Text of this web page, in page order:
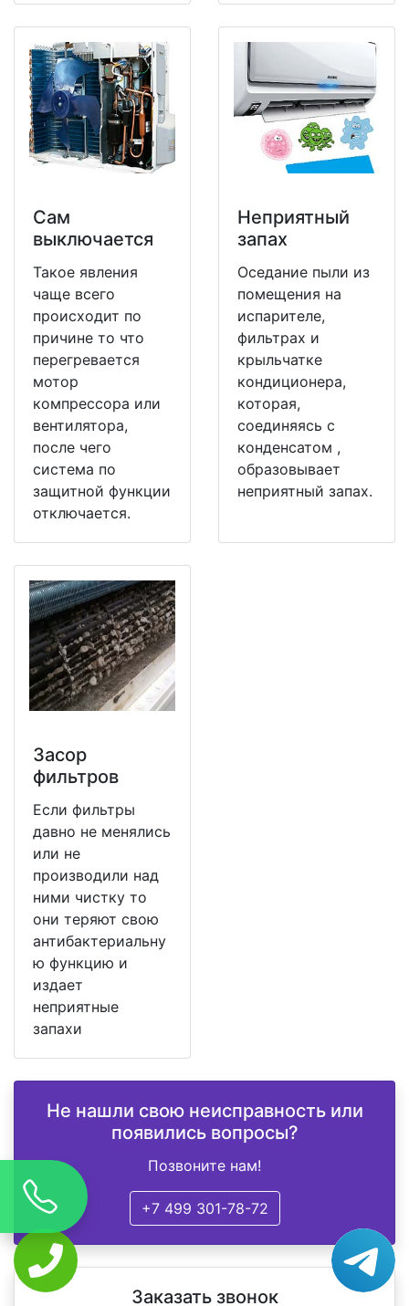
Сам
выключается
Такое явления
чаще всего
происходит по
причине то что
перегревается
мотор
компрессора или
вентилятора,
после чего
система по
защитной функции
отключается.
Неприятный
запах
Оседание пыли из
помещения на
испарителе,
фильтрах и
крыльчатке
кондиционера,
которая,
соединяясь с
конденсатом ,
образовывает
неприятный запах.
Засор
фильтров
Если фильтры
давно не менялись
или не
производили над
ними чистку то
они теряют свою
антибактериальну
ю функцию и
издает
неприятные
запахи
Не нашли свою неисправность или
появились вопросы?
Позвоните нам!
+7 499 301-78-72
Заказать звонок